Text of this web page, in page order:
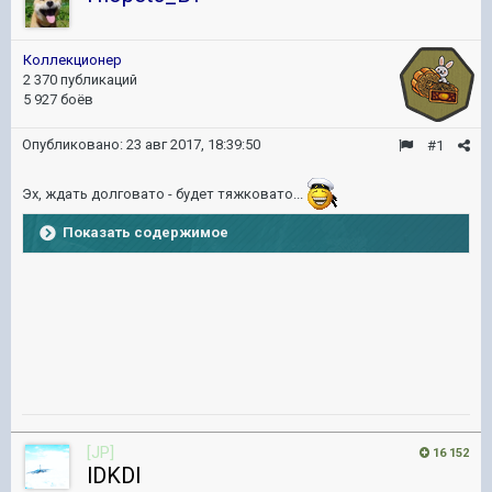
Коллекционер
2 370 публикаций
5 927 боёв
#1
Опубликовано: 23 авг 2017, 18:39:50
Эх, ждать долговато - будет тяжковато...
Показать содержимое
16 152
[JP]
lDKDl